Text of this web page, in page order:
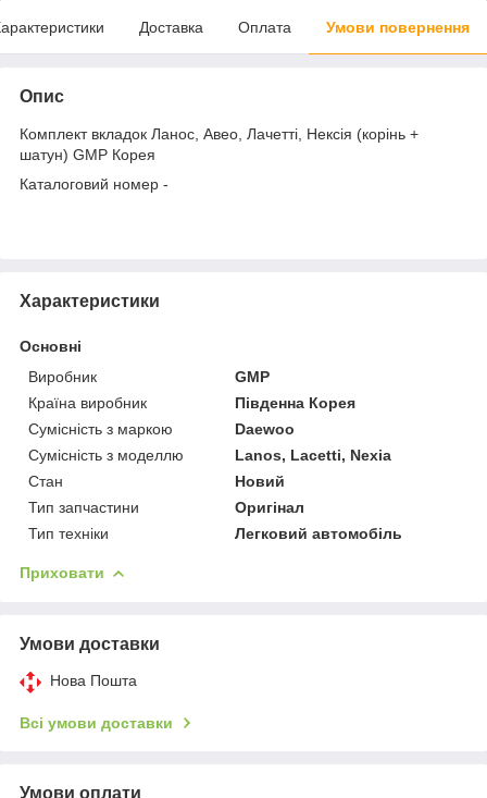
Доставка Оплата Умови повернення
Опис
Комплект вкладок Ланос, Авео, Лачетті, Нексія (корінь +
шатун) GMP Корея
Каталоговий номер -
Характеристики
Основні
Виробник
GMP
Країна виробник
Південна Корея
Сумісність з маркою
Daewoo
Сумісність з моделлю
Lanos, Lacetti, Nexia
Стан
Новий
Тип запчастини
Оригінал
Тип техніки
Легковий автомобіль
Приховати
Умови доставки
Нова Пошта
Всі умови доставки
Умови оплати